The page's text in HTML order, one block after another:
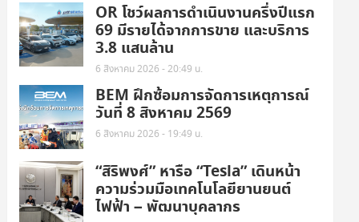
OR โชว์ผลการดำเนินงานครึ่งปีแรก
69 มีรายได้จากการขาย และบริการ
3.8 แสนล้าน
6 สิงหาคม 2026 - 20:49 น.
BEM ฝึกซ้อมการจัดการเหตุการณ์
วันที่ 8 สิงหาคม 2569
6 สิงหาคม 2026 - 19:49 น.
“สิริพงศ์” หารือ “Tesla” เดินหน้า
ความร่วมมือเทคโนโลยียานยนต์
ไฟฟ้า – พัฒนาบุคลากร